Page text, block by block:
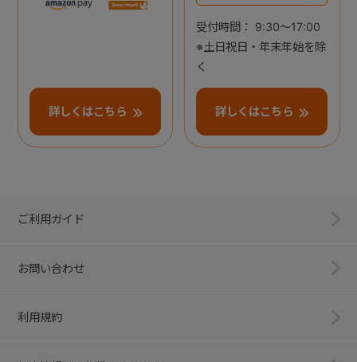
詳しくはこちら
受付時間： 9:30～17:00
※土日祝日・年末年始を除
く
詳しくはこちら
ご利用ガイド
お問い合わせ
利用規約